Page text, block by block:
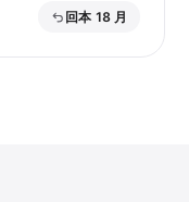
回本 18 月